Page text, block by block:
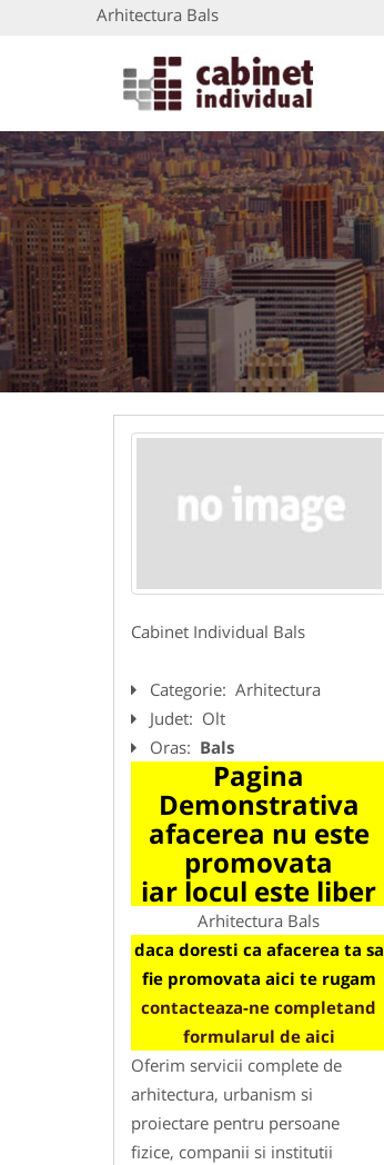
Arhitectura Bals
Cabinet Individual Bals
Categorie: Arhitectura
Judet: Olt
Oras: Bals
Pagina
Demonstrativa
afacerea nu este
promovata
iar locul este liber
Arhitectura Bals
daca doresti ca afacerea ta sa
fie promovata aici te rugam
contacteaza-ne completand
formularul de aici
Oferim servicii complete de
arhitectura, urbanism si
proiectare pentru persoane
fizice, companii si institutii